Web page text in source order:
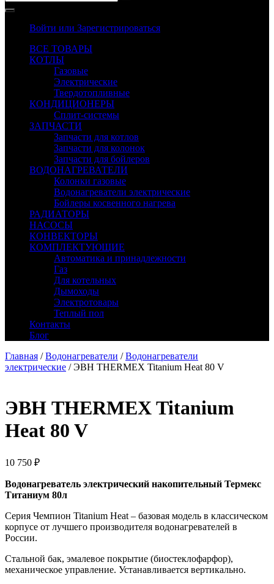
Войти или Зарегистрироваться
ВСЕ ТОВАРЫ
КОТЛЫ
Газовые
Электрические
Твердотопливные
КОНДИЦИОНЕРЫ
Сплит-системы
ЗАПЧАСТИ
Запчасти для котлов
Запчасти для колонок
Запчасти для бойлеров
ВОДОНАГРЕВАТЕЛИ
Колонки газовые
Водонагреватели электрические
Бойлеры косвенного нагрева
РАДИАТОРЫ
НАСОСЫ
КОНВЕКТОРЫ
КОМПЛЕКТУЮЩИЕ
Автоматика и принадлежности
Газ
Для котельных
Дымоходы
Электротовары
Теплый пол
Контакты
Блог
Главная /Водонагреватели /Водонагреватели
электрические / ЭВН THERMEX Titanium Heat 80 V
ЭВН THERMEX Titanium
Heat 80 V
10 750 ₽
Водонагреватель электрический накопительный Термекс
Титаниум 80л
Серия Чемпион Titanium Heat – базовая модель в классическом
корпусе от лучшего производителя водонагревателей в
России.
Стальной бак, эмалевое покрытие (биостеклофарфор),
механическое управление. Устанавливается вертикально.